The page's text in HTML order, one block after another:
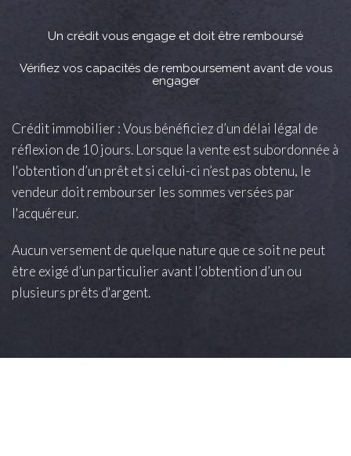
Un crédit vous engage et doit être remboursé
Vérifiez vos capacités de remboursement avant de vous
engager
Crédit immobilier : Vous bénéficiez d’un délai légal de
réflexion de 10 jours. Lorsque la vente est subordonnée à
l'obtention d’un prêt et si celui-ci n’est pas obtenu, le
vendeur doit rembourser les sommes versées par
l'acquéreur.
Aucun versement de quelque nature que ce soit ne peut
être exigé d’un particulier avant l’obtention d’un ou
plusieurs prêts d'argent.